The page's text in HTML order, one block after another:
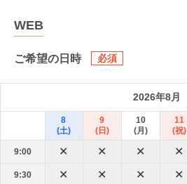
WEB
ご希望の日時
2026年8月
9:00
9:30
8
(土)
9
(日 )
10
(月 )
11
(祝)